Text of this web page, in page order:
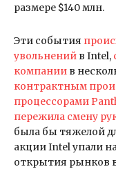
размере $140 млн.
Эти события
увольнений в Intel,
компании в
контрактным
процессорами
пережила смену
была бы тяжелой
акции Intel упали
открытия рынков